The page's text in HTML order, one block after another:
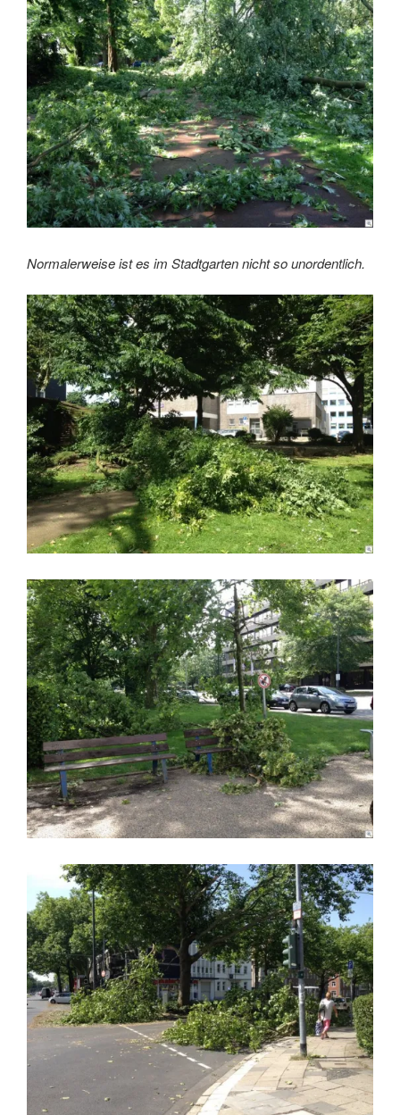
Normalerweise ist es im Stadtgarten nicht so unordentlich.